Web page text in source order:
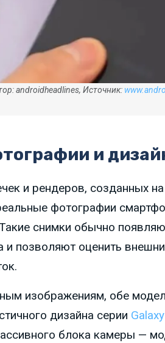
androidheadlines, Источник:
и
и рендеров, созданных
фотографии
снимки обычно
и позволяют оценить
изображениям, обе
дизайна серии
блока камеры —